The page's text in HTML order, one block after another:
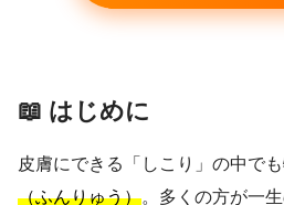
📖 はじめに
皮膚にできる「しこり」の中で
（ふんりゅう）。多くの方が一